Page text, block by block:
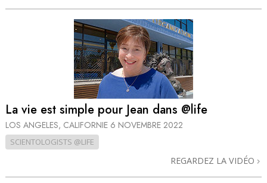
La vie est simple pour Jean dans @life
LOS ANGELES, CALIFORNIE 6 NOVEMBRE 2022
SCIENTOLOGISTS @LIFE
REGARDEZ LA VIDÉO